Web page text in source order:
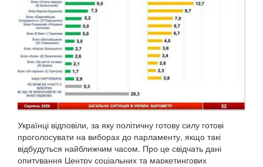
Українці відповіли, за яку політичну готову силу готові
проголосувати на виборах до парламенту, якщо такі
відбудуться найближчим часом. Про це свідчать дані
опитування Центру соціальних та маркетингових